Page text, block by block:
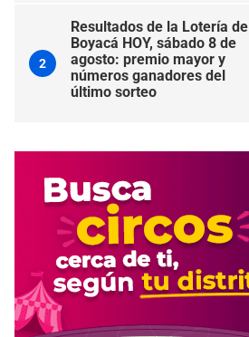
2
Resultados de la Lotería de
Boyacá HOY, sábado 8 de
agosto: premio mayor y
números ganadores del
último sorteo